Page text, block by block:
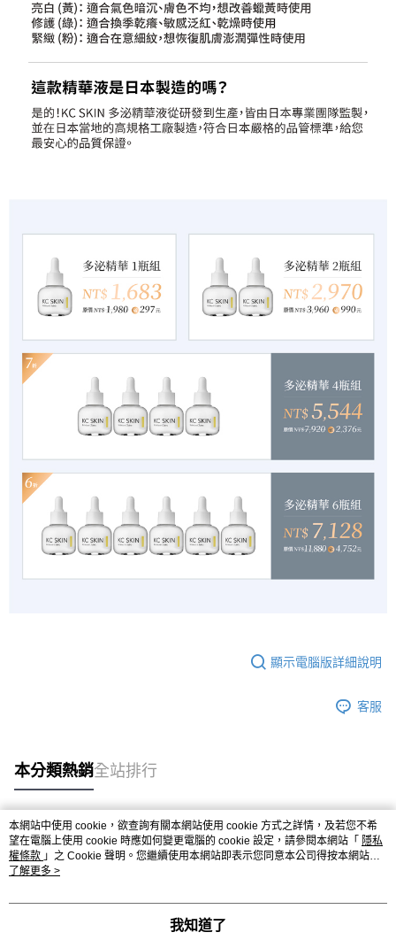
顯示電腦版詳細說明
客服
本分類熱銷全站排行
熱門標籤
本網站中使用 cookie，欲查詢有關本網站使用 cookie 方式之詳情，及若您不希
望在電腦上使用 cookie 時應如何變更電腦的 cookie 設定，請參閱本網站「 隱私
權條款 」之 Cookie 聲明。您繼續使用本網站即表示您同意本公司得按本網站使
用條款之 Cookie 聲明使用 cookie。
了解更多 >
我知道了